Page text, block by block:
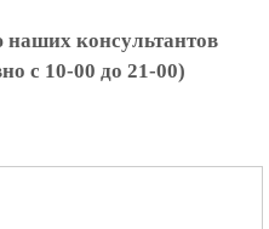
консультантов
с 10-00 до 21-00)